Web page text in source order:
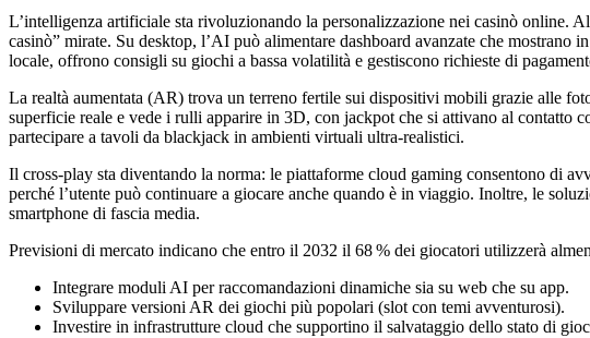
L’intelligenza artificiale sta rivoluzionando la personalizzazione nei casinò online.
casinò” mirate. Su desktop, l’AI può alimentare dashboard avanzate che
locale, offrono consigli su giochi a bassa volatilità e gestiscono richieste di
La realtà aumentata (AR) trova un terreno fertile sui dispositivi mobili grazie alle
superficie reale e vede i rulli apparire in 3D, con jackpot che si attivano al contatto
partecipare a tavoli da blackjack in ambienti virtuali ultra‑realistici.
Il cross‑play sta diventando la norma: le piattaforme cloud gaming consentono di
perché l’utente può continuare a giocare anche quando è in viaggio. Inoltre, le
smartphone di fascia media.
Previsioni di mercato indicano che entro il 2032 il 68 % dei giocatori utilizzerà
Integrare moduli AI per raccomandazioni dinamiche sia su web che su app.
Sviluppare versioni AR dei giochi più popolari (slot con temi avventurosi).
Investire in infrastrutture cloud che supportino il salvataggio dello stato di